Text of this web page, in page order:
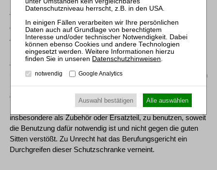
Ergebnis (wegen hinreichender Zeichenähnlichkeit) von
Verwechslungsgefahr auszugehen ist. Denn auch soweit das
der Fall sein sollte, stehen der Klägerin die geltend gemachten
Ansprüche jedenfalls wegen § 23 Nr. 3 MarkenG nicht zu.
4. Nach § 23 Nr. 3 MarkenG, der Art. 6 Abs. 1 lit. c MRRL
umsetzt, hat der Inhaber einer Marke oder einer geschäftlichen
Bezeichnung nicht das Recht, einem Dritten zu untersagen, im
geschäftlichen Verkehr die Marke oder die geschäftliche
Bezeichnung als Hinweis auf die Bestimmung einer Ware,
insbesondere als Zubehör oder Ersatzteil, zu benutzen, soweit
die Benutzung dafür notwendig ist und nicht gegen die guten
Sitten verstößt. Zu Unrecht hat das Berufungsgericht ein
Durchgreifen dieser Schutzschranke verneint.
Datenschutzhinweisen
notwendig Google Analytics
Auswahl bestätigen Alle auswählen